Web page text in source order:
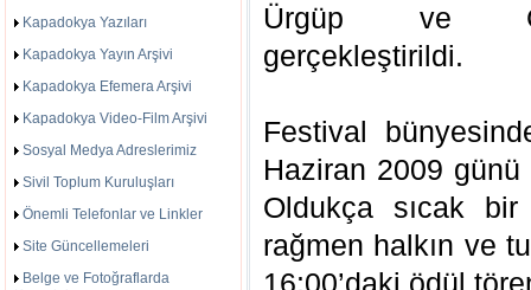
Kapadokya Yazıları
Kapadokya Yayın Arşivi
Kapadokya Efemera Arşivi
Kapadokya Video-Film Arşivi
Sosyal Medya Adreslerimiz
Sivil Toplum Kuruluşları
Önemli Telefonlar ve Linkler
Site Güncellemeleri
Belge ve Fotoğraflarda
Ürgüp ve
gerçekleştirildi.
Festival
Haziran 2009 günü
Oldukça sıcak bir
rağmen halkın ve
16:00’daki ödül